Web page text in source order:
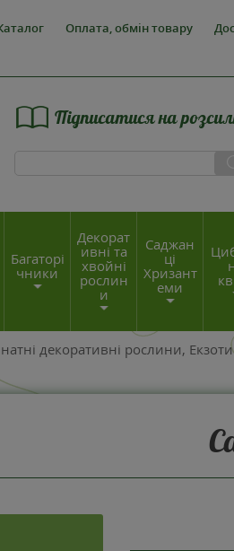
Оплата, обмін товару
Підписатися на
Багаторі
чники
Декорат
ивні та
хвойні
рослин
и
Саджан
ці
Хризант
еми
декоративні рослини, Екзоти